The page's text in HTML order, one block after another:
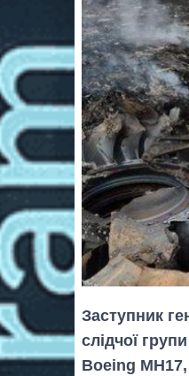
Заступник
слідчої
Boeing MH17,